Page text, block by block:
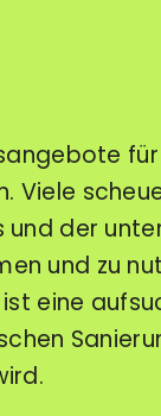
Viele
der
und zu
eine